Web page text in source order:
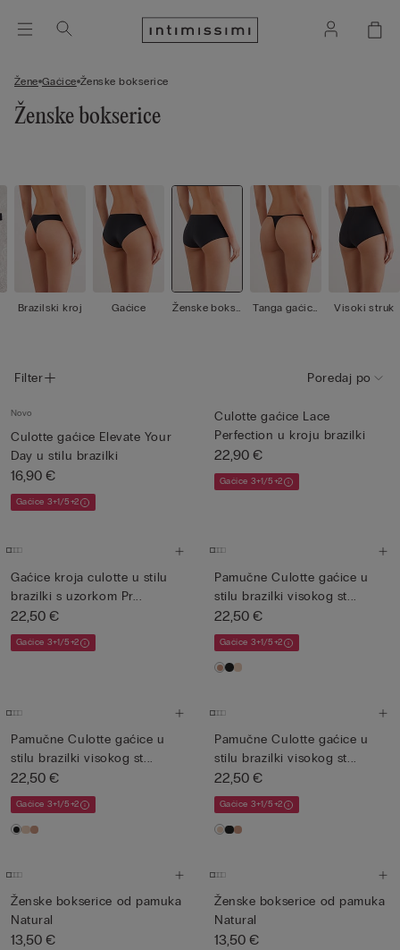
Žene Gaćice Ženske bokserice
Ženske bokserice
Brazilski kroj Gaćice
Ženske bokse
Tanga gaćice
Visoki struk
Filter Poredaj po
Novo
Culotte gaćice Elevate Your
Day u stilu brazilki
16,90 €
Gaćice 3+1/5+2
Culotte gaćice Lace
Perfection u kroju brazilki
22,90 €
Gaćice 3+1/5+2
Gaćice kroja culotte u stilu
brazilki s uzorkom Pr...
22,50 €
Gaćice 3+1/5+2
Pamučne Culotte gaćice u
stilu brazilki visokog st...
22,50 €
Gaćice 3+1/5+2
Pamučne Culotte gaćice u
stilu brazilki visokog st...
22,50 €
Gaćice 3+1/5+2
Pamučne Culotte gaćice u
stilu brazilki visokog st...
22,50 €
Gaćice 3+1/5+2
Ženske bokserice od pamuka
Natural
13,50 €
Ženske bokserice od pamuka
Natural
13,50 €